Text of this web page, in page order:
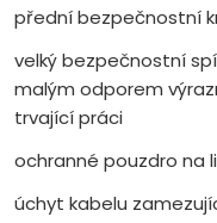
přední bezpečnostní
velký bezpečnostní
malým odporem
trvající práci
ochranné pouzdro na
úchyt kabelu